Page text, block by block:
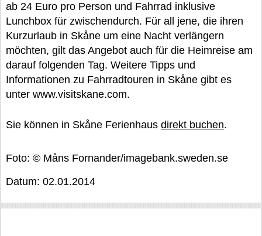
ab 24 Euro pro Person und Fahrrad inklusive
Lunchbox für zwischendurch. Für all jene, die ihren
Kurzurlaub in Skåne um eine Nacht verlängern
möchten, gilt das Angebot auch für die Heimreise am
darauf folgenden Tag. Weitere Tipps und
Informationen zu Fahrradtouren in Skåne gibt es
unter www.visitskane.com.
Sie können in Skåne Ferienhaus direkt buchen.
Foto: © Måns Fornander/imagebank.sweden.se
Datum: 02.01.2014